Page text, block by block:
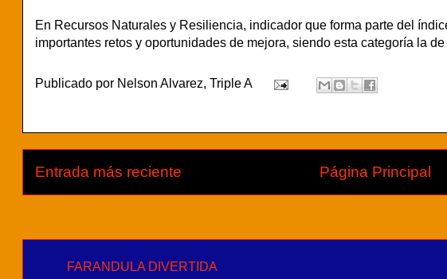
En Recursos Naturales y Resiliencia, indicador que forma parte del
importantes retos y oportunidades de mejora, siendo esta categoría la
Publicado por Nelson Alvarez, Triple A
Entrada más reciente Página Principal
FARANDULA DIVERTIDA